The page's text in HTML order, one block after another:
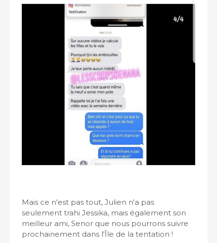
Mais ce n'est pas tout, Julien n'a pas
seulement trahi Jessika, mais également son
meilleur ami, Senor que nous pourrons suivre
prochainement dans l'Île de la tentation !